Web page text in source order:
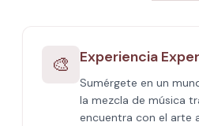
🎨 Experiencia
Sumérgete en un
la mezcla de música
encuentra con el arte